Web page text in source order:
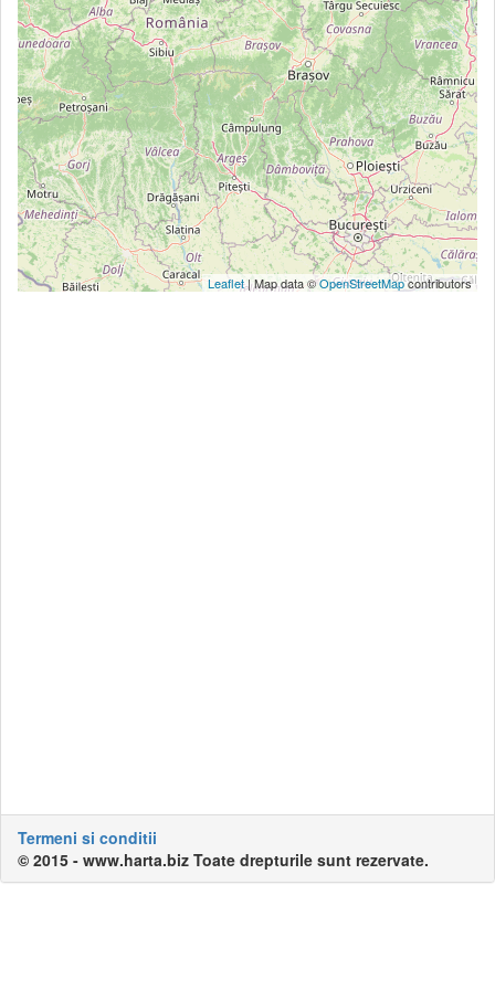
Leaflet| Map data ©OpenStreetMapcontributors
Termeni si conditii
© 2015 - www.harta.biz Toate drepturile sunt rezervate.